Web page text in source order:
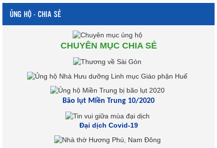
ỦNG HỘ - CHIA SẺ
CHUYÊN MỤC CHIA SẺ
Bão lụt Miền Trung 10/2020
Đại dịch Covid-19